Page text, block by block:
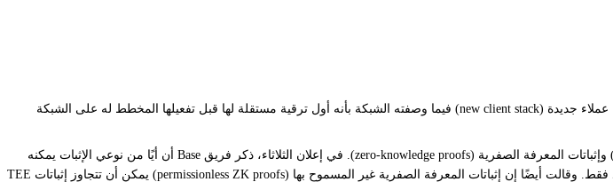
أطلقت Base ترقية Azul الخاصة بها على الشبكة التجريبية (testnet)، مقدمةً إثباتات متعددة (multiproofs) ومجموعة عملاء جديدة (new client stack) فيما وصفته الشبكة بأنه أول ترقية مستقلة لها قبل تفعيلها المخطط له على الشبكة
تدور Azul حول نظام إثباتات متعددة يجمع بين إثباتات بيئة التنفيذ الموثوقة (trusted execution environment, أو TEE) وإثباتات المعرفة الصفرية (zero-knowledge proofs). في إعلان الثلاثاء، ذكر فريق Base أن أيًا من نوعي الإثبات يمكنه
إتمام مقترح بمفرده، بينما يمكن للاتفاق بين النوعين أن يقلل من نهائية السحب (withdrawal finality) إلى يوم واحد فقط. وقالت أيضًا إن إثباتات المعرفة الصفرية غير المسموح بها (permissionless ZK proofs) يمكن أن تتجاوز إثباتات TEE